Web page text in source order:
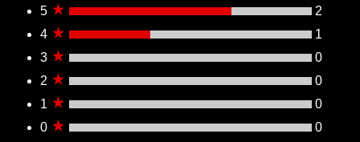
5
2
4
1
3
0
2
0
1
0
0
0